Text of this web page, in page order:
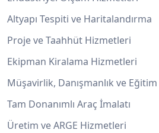
Altyapı Tespiti ve Haritalandırma
Proje ve Taahhüt Hizmetleri
Ekipman Kiralama Hizmetleri
Müşavirlik, Danışmanlık ve Eğitim
Tam Donanımlı Araç İmalatı
Üretim ve ARGE Hizmetleri